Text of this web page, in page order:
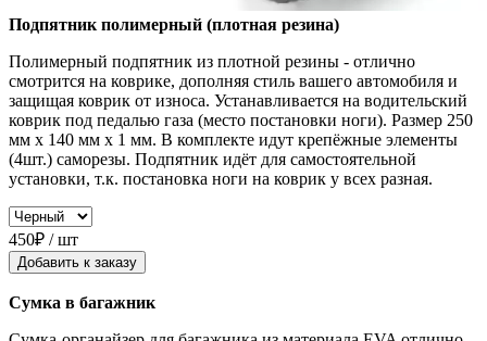
Подпятник полимерный (плотная резина)
Полимерный подпятник из плотной резины - отлично
смотрится на коврике, дополняя стиль вашего автомобиля и
защищая коврик от износа. Устанавливается на водительский
коврик под педалью газа (место постановки ноги). Размер 250
мм x 140 мм x 1 мм. В комплекте идут крепёжные элементы
(4шт.) саморезы. Подпятник идёт для самостоятельной
установки, т.к. постановка ноги на коврик у всех разная.
450₽ / шт
Добавить к заказу
Сумка в багажник